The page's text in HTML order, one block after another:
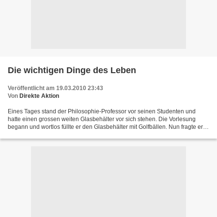
Die wichtigen Dinge des Leben
Veröffentlicht am 19.03.2010 23:43
Von Direkte Aktion
Eines Tages stand der Philosophie-Professor vor seinen Studenten und
hatte einen grossen weiten Glasbehälter vor sich stehen. Die Vorlesung
begann und wortlos füllte er den Glasbehälter mit Golfbällen. Nun fragte er